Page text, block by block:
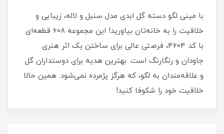
با مینی لگو دسته گل ابدی مدل سنبل و لاله، زیبایی و
خلاقیت را به خانه‌تان بیاورید! این مجموعه 608 قطعه‌ای
با کد 4604، فرصتی عالی برای ساختن یک اثر هنری
جاودان و رنگارنگ است. بهترین هدیه برای دوستداران گل
و علاقه‌مندان به لگو، که هرگز پژمرده نمی‌شود. همین حالا
خلاقیت خود را شکوفا کنید!